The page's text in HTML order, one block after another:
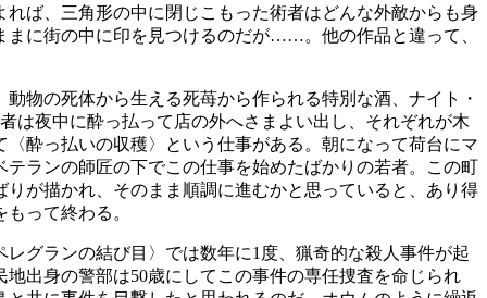
ば、三角形の中に閉じこもった術者はどんな外敵からも身
に街の中に印を見つけるのだが……。他の作品と違って、
物の死体から生える死苺から作られる特別な酒、ナイト・
は夜中に酔っ払って店の外へさまよい出し、それぞれが木
酔っ払いの収穫〉という仕事がある。朝になって荷台にマ
ランの師匠の下でこの仕事を始めたばかりの若者。この町
が描かれ、そのまま順調に進むかと思っていると、あり得
って終わる。
グランの結び目〉では数年に1度、猟奇的な殺人事件が起
出身の警部は50歳にしてこの事件の専任捜査を命じられ